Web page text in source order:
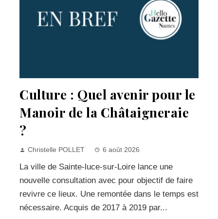
Culture : Quel avenir pour le
Manoir de la Châtaigneraie
?
Christelle POLLET 6 août 2026
La ville de Sainte-luce-sur-Loire lance une
nouvelle consultation avec pour objectif de faire
revivre ce lieux. Une remontée dans le temps est
nécessaire. Acquis de 2017 à 2019 par...